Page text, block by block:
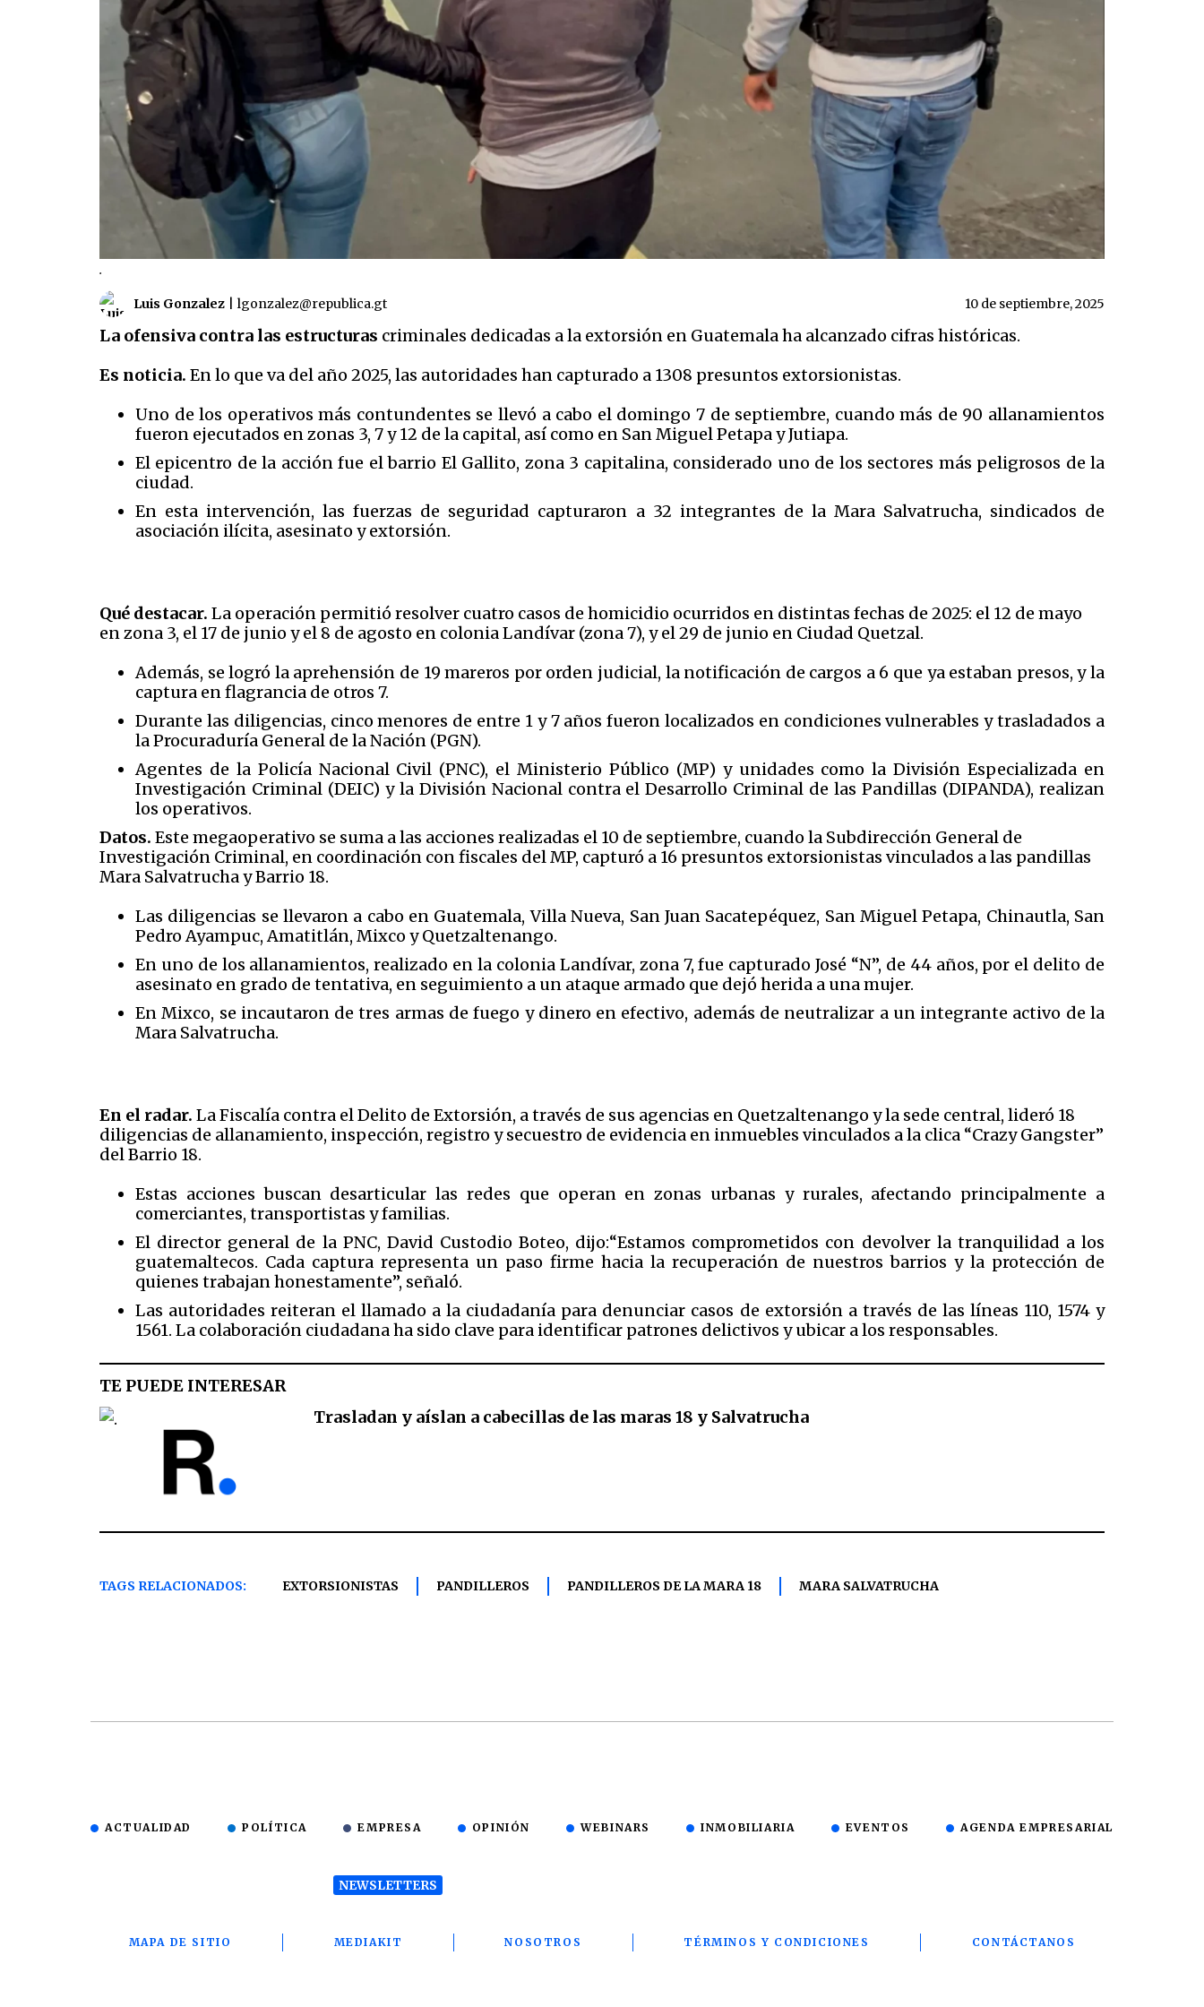
.
Luis Gonzalez lgonzalez@republica.gt 10 de septiembre, 2025
La ofensiva contra las estructuras criminales dedicadas a la extorsión en Guatemala ha alcanzado cifras históricas.
Es noticia. En lo que va del año 2025, las autoridades han capturado a 1308 presuntos extorsionistas.
Uno de los operativos más contundentes se llevó a cabo el domingo 7 de septiembre, cuando más de 90 allanamientos
fueron ejecutados en zonas 3, 7 y 12 de la capital, así como en San Miguel Petapa y Jutiapa.
El epicentro de la acción fue el barrio El Gallito, zona 3 capitalina, considerado uno de los sectores más peligrosos de la
ciudad.
En esta intervención, las fuerzas de seguridad capturaron a 32 integrantes de la Mara Salvatrucha, sindicados de
asociación ilícita, asesinato y extorsión.
Qué destacar. La operación permitió resolver cuatro casos de homicidio ocurridos en distintas fechas de 2025: el 12 de mayo
en zona 3, el 17 de junio y el 8 de agosto en colonia Landívar (zona 7), y el 29 de junio en Ciudad Quetzal.
Además, se logró la aprehensión de 19 mareros por orden judicial, la notificación de cargos a 6 que ya estaban presos, y la
captura en flagrancia de otros 7.
Durante las diligencias, cinco menores de entre 1 y 7 años fueron localizados en condiciones vulnerables y trasladados a
la Procuraduría General de la Nación (PGN).
Agentes de la Policía Nacional Civil (PNC), el Ministerio Público (MP) y unidades como la División Especializada en
Investigación Criminal (DEIC) y la División Nacional contra el Desarrollo Criminal de las Pandillas (DIPANDA), realizan
los operativos.
Datos. Este megaoperativo se suma a las acciones realizadas el 10 de septiembre, cuando la Subdirección General de
Investigación Criminal, en coordinación con fiscales del MP, capturó a 16 presuntos extorsionistas vinculados a las pandillas
Mara Salvatrucha y Barrio 18.
Las diligencias se llevaron a cabo en Guatemala, Villa Nueva, San Juan Sacatepéquez, San Miguel Petapa, Chinautla, San
Pedro Ayampuc, Amatitlán, Mixco y Quetzaltenango.
En uno de los allanamientos, realizado en la colonia Landívar, zona 7, fue capturado José “N”, de 44 años, por el delito de
asesinato en grado de tentativa, en seguimiento a un ataque armado que dejó herida a una mujer.
En Mixco, se incautaron de tres armas de fuego y dinero en efectivo, además de neutralizar a un integrante activo de la
Mara Salvatrucha.
En el radar. La Fiscalía contra el Delito de Extorsión, a través de sus agencias en Quetzaltenango y la sede central, lideró 18
diligencias de allanamiento, inspección, registro y secuestro de evidencia en inmuebles vinculados a la clica “Crazy Gangster”
del Barrio 18.
Estas acciones buscan desarticular las redes que operan en zonas urbanas y rurales, afectando principalmente a
comerciantes, transportistas y familias.
El director general de la PNC, David Custodio Boteo, dijo:“Estamos comprometidos con devolver la tranquilidad a los
guatemaltecos. Cada captura representa un paso firme hacia la recuperación de nuestros barrios y la protección de
quienes trabajan honestamente”, señaló.
Las autoridades reiteran el llamado a la ciudadanía para denunciar casos de extorsión a través de las líneas 110, 1574 y
1561. La colaboración ciudadana ha sido clave para identificar patrones delictivos y ubicar a los responsables.
TE PUEDE INTERESAR
Trasladan y aíslan a cabecillas de las maras 18 y Salvatrucha
TAGS RELACIONADOS: EXTORSIONISTAS PANDILLEROS PANDILLEROS DE LA MARA 18 MARA SALVATRUCHA
ACTUALIDAD POLÍTICA EMPRESA OPINIÓN WEBINARS INMOBILIARIA EVENTOS AGENDA EMPRESARIAL
NEWSLETTERS
MAPA DE SITIO MEDIAKIT NOSOTROS TÉRMINOS Y CONDICIONES CONTÁCTANOS